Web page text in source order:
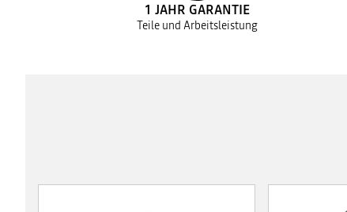
1 JAHR GARANTIE
Teile und Arbeitsleistung